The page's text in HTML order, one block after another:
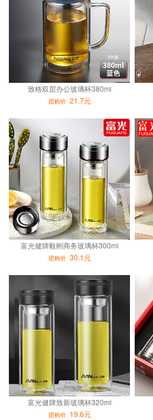
致格双层办公玻璃杯380ml
团购价21.7元
富光健牌毅刚商务玻璃杯300ml
团购价30.1元
富光健牌致新玻璃杯320ml
团购价19.6元